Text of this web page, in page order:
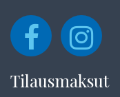
Tilausmaksut